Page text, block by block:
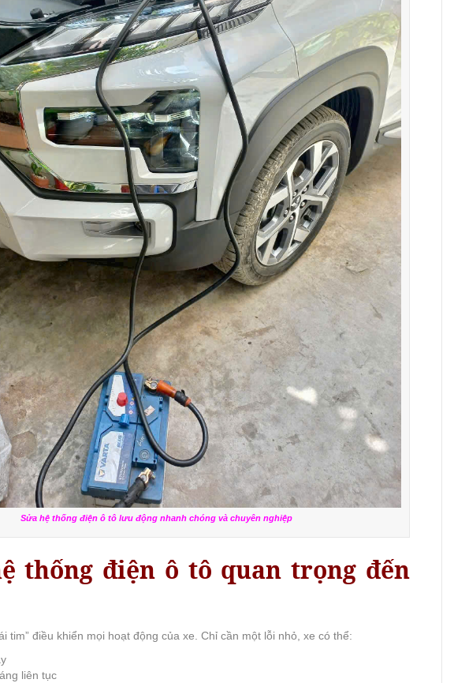
Sửa hệ thống điện ô tô lưu động nhanh chóng và chuyên nghiệp
thống điện ô tô quan trọng đến
tim” điều khiển mọi hoạt động của xe. Chỉ cần một lỗi nhỏ, xe có thể:
liên tục